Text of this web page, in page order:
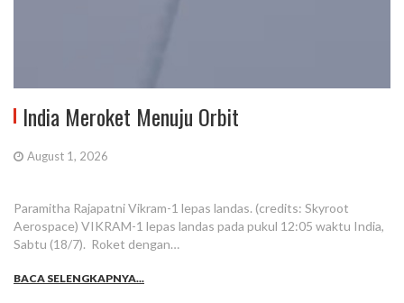
India Meroket Menuju Orbit
August 1, 2026
Paramitha Rajapatni Vikram-1 lepas landas. (credits: Skyroot
Aerospace) VIKRAM-1 lepas landas pada pukul 12:05 waktu India,
Sabtu (18/7). Roket dengan…
BACA SELENGKAPNYA...